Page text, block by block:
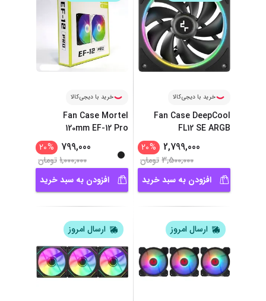
خرید با دیجی‌کالا
Fan Case DeepCool
FL12 SE ARGB
2,799,000
%
20
3,500,000تومان
افزودن به سبد خرید
خرید با دیجی‌کالا
Fan Case Mortel
120mm EF-12 Pro
799,000
%
20
1,000,000تومان
افزودن به سبد خرید
ارسال امروز ارسال امروز